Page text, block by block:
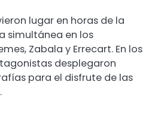
lugar en horas de la
simultánea en los
Zabala y Errecart. En los
desplegaron
para el disfrute de las